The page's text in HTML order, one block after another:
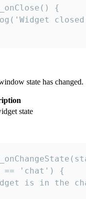
{
state has changed.
state
== 'chat') {
is in the